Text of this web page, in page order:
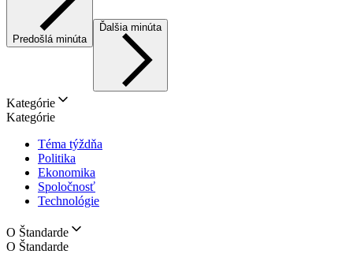
Predošlá minúta
Ďalšia minúta
Kategórie
Kategórie
Téma týždňa
Politika
Ekonomika
Spoločnosť
Technológie
O Štandarde
O Štandarde